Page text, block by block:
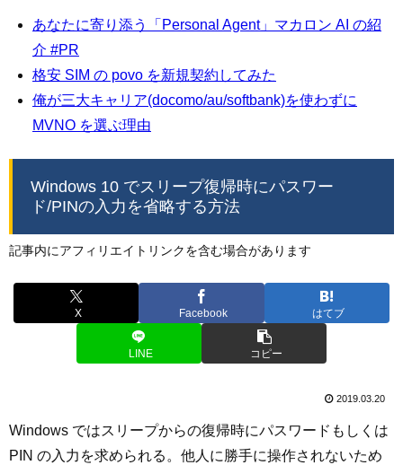
あなたに寄り添う「Personal Agent」マカロン AI の紹
介 #PR
格安 SIM の povo を新規契約してみた
俺が三大キャリア(docomo/au/softbank)を使わずに
MVNO を選ぶ理由
Windows 10 でスリープ復帰時にパスワー
ド/PINの入力を省略する方法
記事内にアフィリエイトリンクを含む場合があります
X Facebook はてブ
LINE コピー
2019.03.20
Windows ではスリープからの復帰時にパスワードもしくは
PIN の入力を求められる。他人に勝手に操作されないため